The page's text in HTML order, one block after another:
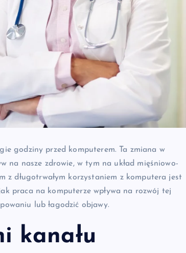
godziny przed komputerem. Ta zmiana w
na nasze zdrowie, w tym na układ mięśniowo-
z długotrwałym korzystaniem z komputera jest
praca na komputerze wpływa na rozwój tej
lub łagodzić objawy.
kanału